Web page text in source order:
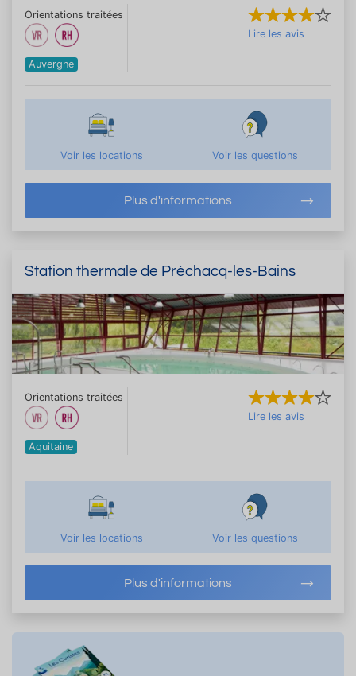
Orientations traitées
Auvergne
Lire les avis
Voir les locations Voir les questions
Plus d'informations
Station thermale de Préchacq-les-Bains
Orientations traitées
Aquitaine
Lire les avis
Voir les locations Voir les questions
Plus d'informations